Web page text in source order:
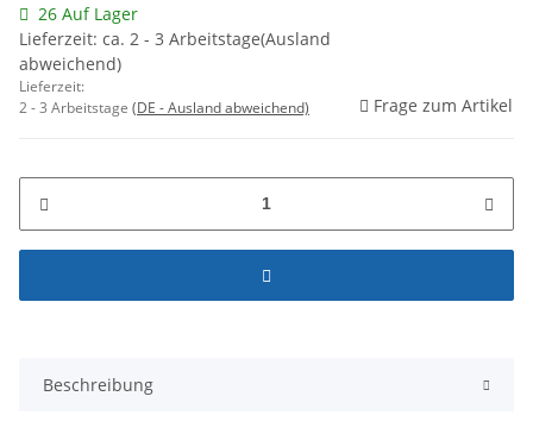
26 Auf Lager
Lieferzeit: ca. 2 - 3 Arbeitstage(Ausland
abweichend)
Lieferzeit:
2 - 3 Arbeitstage (DE - Ausland abweichend) Frage zum Artikel
Beschreibung